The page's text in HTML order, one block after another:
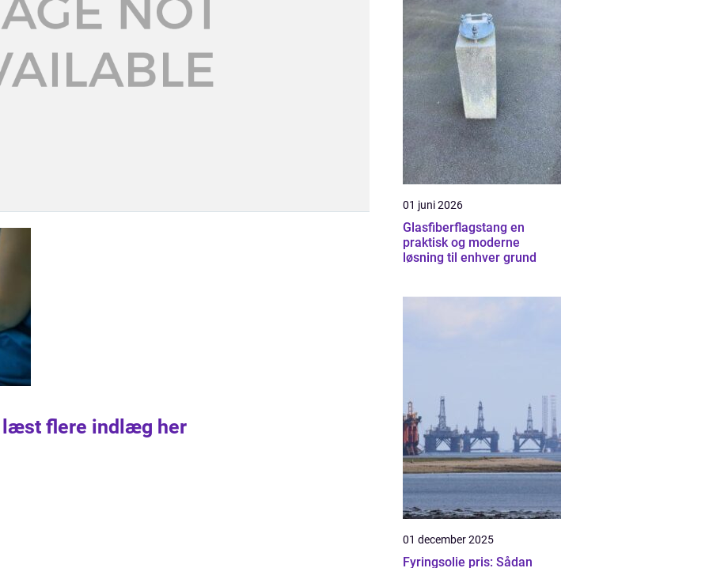
læst flere indlæg her
01 juni 2026
Glasfiberflagstang en
praktisk og moderne
løsning til enhver grund
01 december 2025
Fyringsolie pris: Sådan